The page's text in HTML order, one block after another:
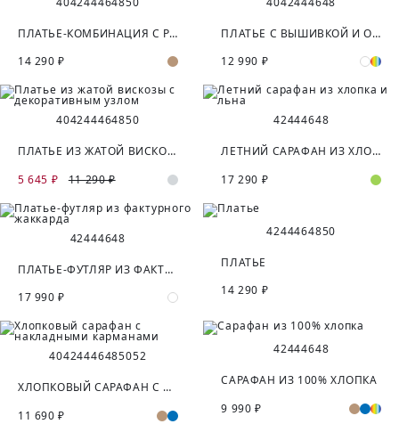
ПЛАТЬЕ-КОМБИНАЦИЯ С РАЗРЕЗАМИ
14 290 ₽
ПЛАТЬЕ С ВЫШИВКОЙ И ОТКРЫТЫМИ ПЛЕЧАМИ
12 990 ₽
404244464850
ПЛАТЬЕ ИЗ ЖАТОЙ ВИСКОЗЫ С ДЕКОРАТИВНЫМ УЗЛОМ
5 645 ₽
11 290 ₽
42444648
ЛЕТНИЙ САРАФАН ИЗ ХЛОПКА И ЛЬНА
17 290 ₽
42444648
ПЛАТЬЕ-ФУТЛЯР ИЗ ФАКТУРНОГО ЖАККАРДА
17 990 ₽
4244464850
ПЛАТЬЕ
14 290 ₽
40424446485052
ХЛОПКОВЫЙ САРАФАН С НАКЛАДНЫМИ КАРМАНАМИ
11 690 ₽
42444648
САРАФАН ИЗ 100% ХЛОПКА
9 990 ₽